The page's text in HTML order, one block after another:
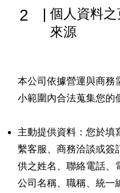
2
個人資料
來源
本公司依據營運與商務
小範圍內合法蒐集您的
主動提供資料：您於填
繫客服、商務洽談或簽
供之姓名、聯絡電話、
公司名稱、職稱、統一